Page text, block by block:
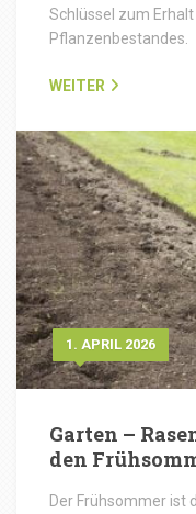
Schlüssel zum
Pflanzenbestandes.
WEITER
1. APRIL 2026
Garten –
den
Der Frühsommer ist